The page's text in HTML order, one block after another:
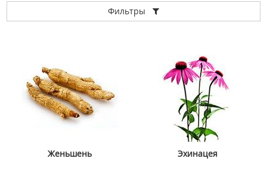
Фильтры
Женьшень Эхинацея